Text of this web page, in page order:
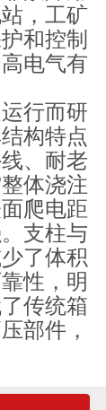
，工矿
和控制
电气有
行而研
构特点
、耐老
体浇注
爬电距
支柱与
了体积
性，明
传统箱
部件，